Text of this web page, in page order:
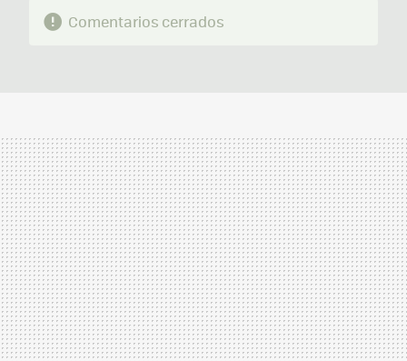
Comentarios cerrados